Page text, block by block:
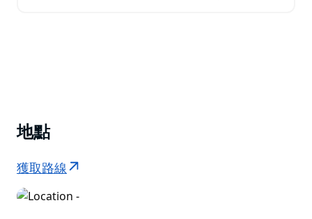
地點
獲取路線